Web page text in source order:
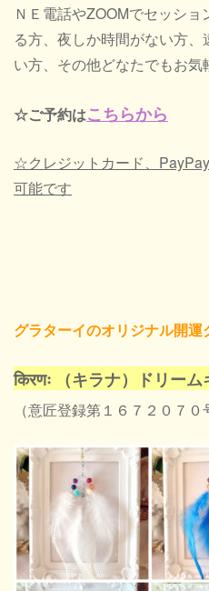
ＮＥ電話やZOOMでセッシ
る方、夜しか時間がない方
い方、その他どなたでもお気
☆ご予約はこちらから
☆クレジットカード、
可能です
グラターイのオリジナル開運
किरणः （キラナ）ドリー
（意匠登録第１６７２０７０